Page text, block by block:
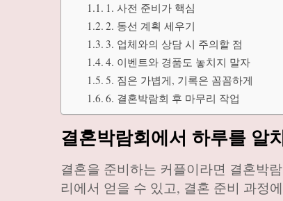
1. 사전 준비가 핵심
2. 동선 계획 세우기
3. 업체와의 상담 시 주의할 점
4. 이벤트와 경품도 놓치지 말자
5. 짐은 가볍게, 기록은 꼼꼼하게
6. 결혼박람회 후 마무리 작업
결혼박람회에서 하루를 알
결혼을 준비하는 커플이라면 결혼박
리에서 얻을 수 있고, 결혼 준비 과정